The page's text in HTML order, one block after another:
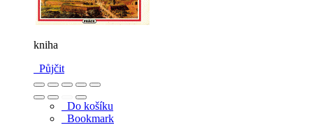
kniha
Půjčit
Do košíku
Bookmark